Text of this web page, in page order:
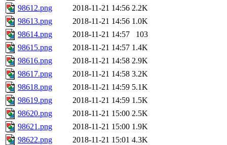
98612.png
2018-11-21 14:56 2.2K
98613.png
2018-11-21 14:56 1.0K
98614.png
2018-11-21 14:57
103
98615.png
2018-11-21 14:57 1.4K
98616.png
2018-11-21 14:58 2.9K
98617.png
2018-11-21 14:58 3.2K
98618.png
2018-11-21 14:59 5.1K
98619.png
2018-11-21 14:59 1.5K
98620.png
2018-11-21 15:00 2.5K
98621.png
2018-11-21 15:00 1.9K
98622.png
2018-11-21 15:01 4.3K